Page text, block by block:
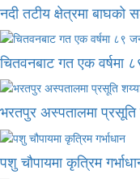
नदी तटीय क्षेत्रमा बाघको
चितवनबाट गत एक वर्षमा
भरतपुर अस्पतालमा प्रसूति
पशु चौपायमा कृत्रिम